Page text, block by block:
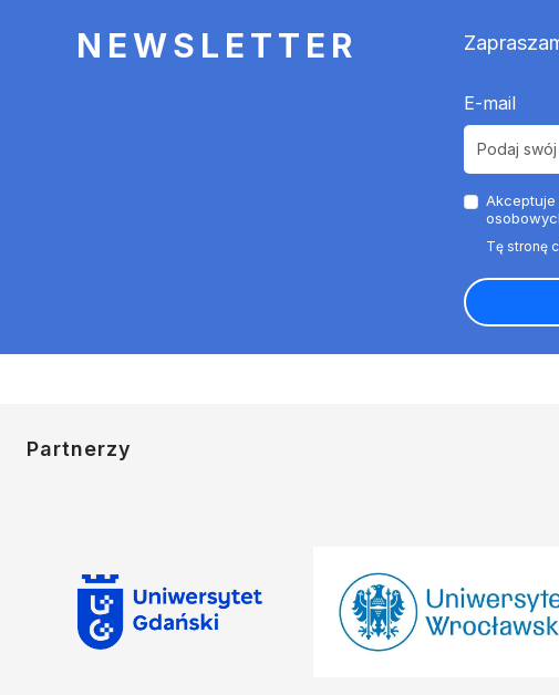
NEWSLETTER
E-mail
Akceptuje
Partnerzy